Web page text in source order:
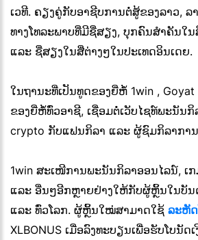
ເວທີ. ຄຽງຄູ່ກັບອາຊີບການຕໍ່ສູ້ຂອງລາວ, ລ
ທາງໂທລະພາບທີ່ມີຊື່ສຽງ, ບຸກຄົນສຳຄັນໃ
ແລະ ຊື່ສຽງໃນສື່ຕ່າງໆໃນປະເທດອິນເດຍ.
ໃນຖານະທີ່ເປັນທູດຂອງຍີ່ຫໍ້ 1win ,
ຂອງຍີ່ຫໍ້ທົ່ວອາຊີ, ເຊື່ອມຕໍ່ເວັບໄຊທ໌ພະນັນກິ
crypto ກັບແຟນກິລາ ແລະ ຜູ້ຊົມກິລາກາ
1win ສະເໜີການພະນັນກິລາອອນໄລນ໌, ເກ
ແລະ ອື່ນໆອີກຫຼາຍຢ່າງໃຫ້ກັບຜູ້ຫຼິ້ນໃນບັນ
ແລະ ທົ່ວໂລກ. ຜູ້ຫຼິ້ນໃໝ່ສາມາດໃຊ້ ລະຫັດ
XLBONUS ເມື່ອລົງທະບຽນເພື່ອຮັບໂບນັດ